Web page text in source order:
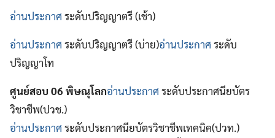
อ่านประกาศ ระดับปริญญาตรี (เช้า)
อ่านประกาศ ระดับปริญญาตรี (บ่าย)อ่านประกาศ ระดับ
ปริญญาโท
ศูนย์สอบ 06 พิษณุโลกอ่านประกาศ ระดับประกาศนียบัตร
วิชาชีพ(ปวช.)
อ่านประกาศ ระดับประกาศนียบัตรวิชาชีพเทคนิค(ปวท.)